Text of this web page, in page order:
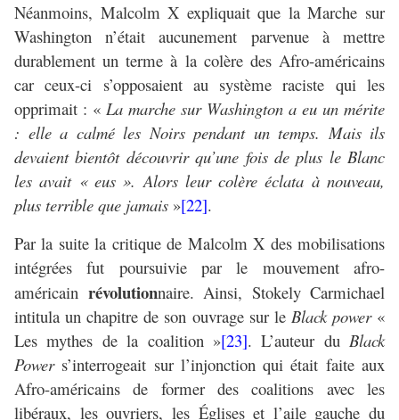
Néanmoins, Malcolm X expliquait que la Marche sur
Washington n’était aucunement parvenue à mettre
durablement un terme à la colère des Afro-américains
car ceux-ci s’opposaient au système raciste qui les
opprimait : « La marche sur Washington a eu un mérite
: elle a calmé les Noirs pendant un temps. Mais ils
devaient bientôt découvrir qu’une fois de plus le Blanc
les avait « eus ». Alors leur colère éclata à nouveau,
plus terrible que jamais »[22].
Par la suite la critique de Malcolm X des mobilisations
intégrées fut poursuivie par le mouvement afro-
américain révolutionnaire. Ainsi, Stokely Carmichael
intitula un chapitre de son ouvrage sur le Black power«
Les mythes de la coalition »[23]. L’auteur du Black
Powers’interrogeait sur l’injonction qui était faite aux
Afro-américains de former des coalitions avec les
libéraux, les ouvriers, les Églises et l’aile gauche du